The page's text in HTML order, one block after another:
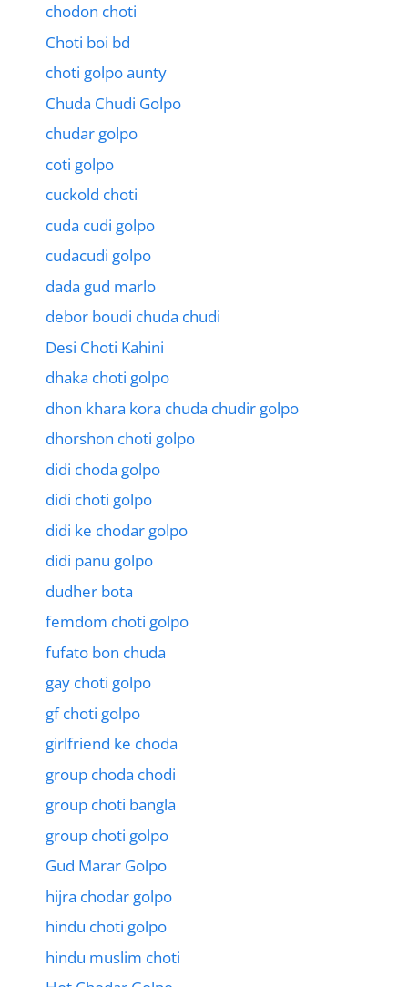
chodon choti
Choti boi bd
choti golpo aunty
Chuda Chudi Golpo
chudar golpo
coti golpo
cuckold choti
cuda cudi golpo
cudacudi golpo
dada gud marlo
debor boudi chuda chudi
Desi Choti Kahini
dhaka choti golpo
dhon khara kora chuda chudir golpo
dhorshon choti golpo
didi choda golpo
didi choti golpo
didi ke chodar golpo
didi panu golpo
dudher bota
femdom choti golpo
fufato bon chuda
gay choti golpo
gf choti golpo
girlfriend ke choda
group choda chodi
group choti bangla
group choti golpo
Gud Marar Golpo
hijra chodar golpo
hindu choti golpo
hindu muslim choti